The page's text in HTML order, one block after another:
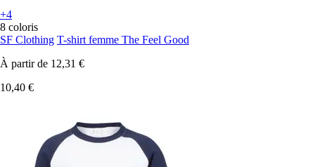
+4
8 coloris
SF Clothing T-shirt femme The Feel Good
À partir de 12,31 €
10,40 €